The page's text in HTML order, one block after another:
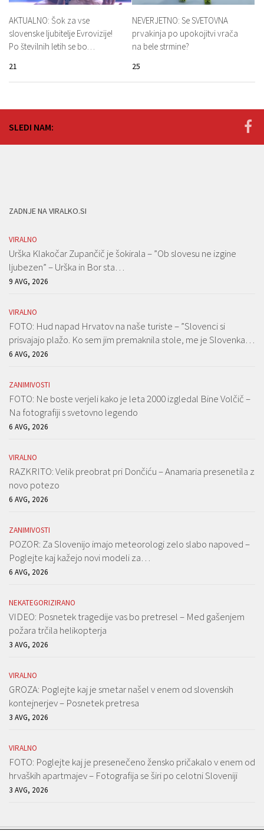
AKTUALNO: Šok za vse
slovenske ljubitelje Evrovizije!
Po številnih letih se bo…
21
NEVERJETNO: Se SVETOVNA
prvakinja po upokojitvi vrača
na bele strmine?
25
SLEDI NAM:
ZADNJE NA VIRALKO.SI
VIRALNO
Urška Klakočar Zupančič je šokirala – ”Ob slovesu ne izgine
ljubezen” – Urška in Bor sta…
9 AVG, 2026
VIRALNO
FOTO: Hud napad Hrvatov na naše turiste – ”Slovenci si
prisvajajo plažo. Ko sem jim premaknila stole, me je Slovenka…
6 AVG, 2026
ZANIMIVOSTI
FOTO: Ne boste verjeli kako je leta 2000 izgledal Bine Volčič –
Na fotografiji s svetovno legendo
6 AVG, 2026
VIRALNO
RAZKRITO: Velik preobrat pri Dončiću – Anamaria presenetila z
novo potezo
6 AVG, 2026
ZANIMIVOSTI
POZOR: Za Slovenijo imajo meteorologi zelo slabo napoved –
Poglejte kaj kažejo novi modeli za…
6 AVG, 2026
NEKATEGORIZIRANO
VIDEO: Posnetek tragedije vas bo pretresel – Med gašenjem
požara trčila helikopterja
3 AVG, 2026
VIRALNO
GROZA: Poglejte kaj je smetar našel v enem od slovenskih
kontejnerjev – Posnetek pretresa
3 AVG, 2026
VIRALNO
FOTO: Poglejte kaj je presenečeno žensko pričakalo v enem od
hrvaških apartmajev – Fotografija se širi po celotni Sloveniji
3 AVG, 2026